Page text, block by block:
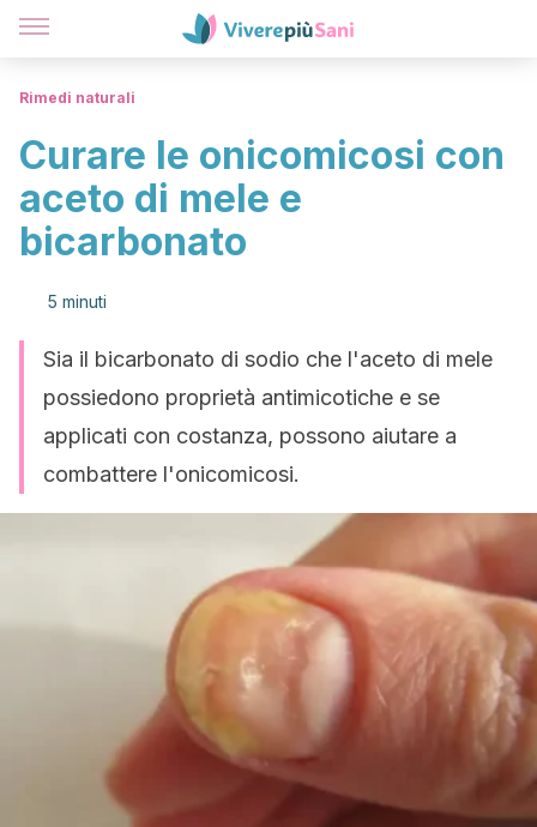
Rimedi naturali
Curare le onicomicosi con
aceto di mele e
bicarbonato
5 minuti
Sia il bicarbonato di sodio che l'aceto di mele
possiedono proprietà antimicotiche e se
applicati con costanza, possono aiutare a
combattere l'onicomicosi.